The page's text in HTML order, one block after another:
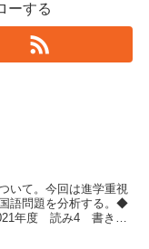
ーする
いて。今回は進学重視
語問題を分析する。◆
年度 読み4 書き